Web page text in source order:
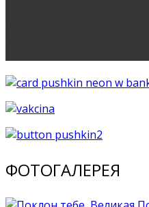
ФОТОГАЛЕРЕЯ